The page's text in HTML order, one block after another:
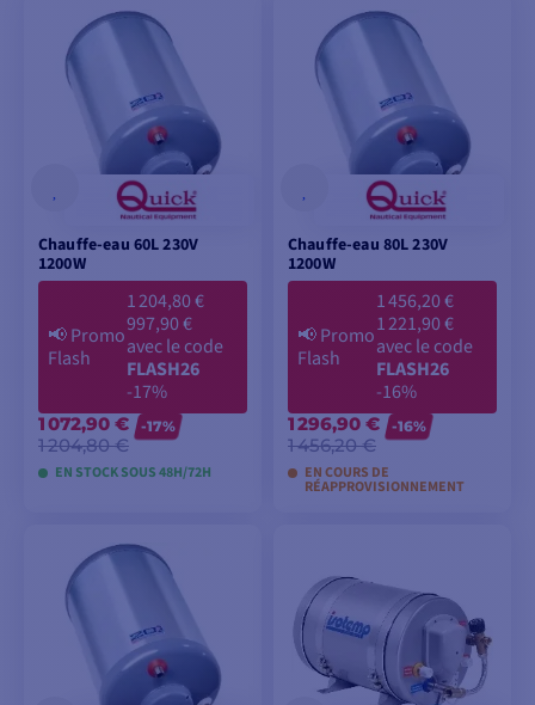
PRÉCOMMANDER
Chauffe-eau 60L 230V
1200W
📢Promo
Flash
1 204,80 €
997,90 €
avec le code
FLASH26
-17%
1 072,90 €
1 204,80 €
-17%
EN STOCK SOUS 48H/72H
AJOUTER AU
PANIER
Chauffe-eau 80L 230V
1200W
📢Promo
Flash
1 456,20 €
1 221,90 €
avec le code
FLASH26
-16%
1 296,90 €
1 456,20 €
-16%
EN COURS DE
RÉAPPROVISIONNEMENT
PANIER